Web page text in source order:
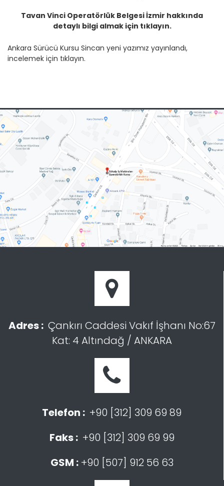
Tavan Vinci Operatörlük Belgesi İzmir hakkında
detaylı bilgi almak için tıklayın.
Ankara Sürücü Kursu Sincan yeni yazımız yayınlandı,
incelemek için tıklayın.
Adres : Çankırı Caddesi Vakıf İşhanı No:67
Kat: 4 Altındağ / ANKARA
Telefon : +90 [312] 309 69 89
Faks : +90 [312] 309 69 99
GSM : +90 [507] 912 56 63